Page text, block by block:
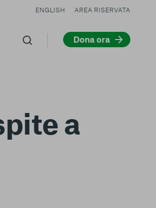
Dona ora
ENGLISH AREA RISERVATA
a